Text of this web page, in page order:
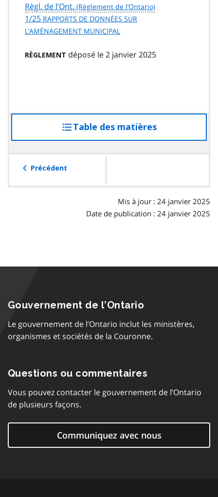
Règl. de l’Ont.
1/25 RAPPORTS DE DONNÉES SUR
L’AMÉNAGEMENT MUNICIPAL
RÈGLEMENT déposé le 2 janvier 2025
Table des matières
à
Précédent
Mis à jour : 24 janvier 2025
Date de publication : 24 janvier 2025
Gouvernement de l’Ontario
Le gouvernement de l’Ontario inclut les ministères,
organismes et sociétés de la Couronne.
Questions ou commentaires
Vous pouvez contacter le gouvernement de l’Ontario
de plusieurs façons.
Communiquez avec nous